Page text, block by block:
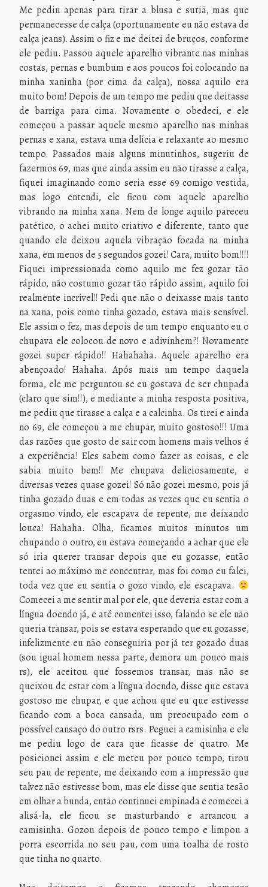
Me pediu apenas para tirar a blusa e sutiã, mas que
permanecesse de calça (oportunamente eu não estava de
calça jeans). Assim o fiz e me deitei de bruços, conforme
ele pediu. Passou aquele aparelho vibrante nas minhas
costas, pernas e bumbum e aos poucos foi colocando na
minha xaninha (por cima da calça), nossa aquilo era
muito bom! Depois de um tempo me pediu que deitasse
de barriga para cima. Novamente o obedeci, e ele
começou a passar aquele mesmo aparelho nas minhas
pernas e xana, estava uma delícia e relaxante ao mesmo
tempo. Passados mais alguns minutinhos, sugeriu de
fazermos 69, mas que ainda assim eu não tirasse a calça,
fiquei imaginando como seria esse 69 comigo vestida,
mas logo entendi, ele ficou com aquele aparelho
vibrando na minha xana. Nem de longe aquilo pareceu
patético, o achei muito criativo e diferente, tanto que
quando ele deixou aquela vibração focada na minha
xana, em menos de 5 segundos gozei! Cara, muito bom!!!!
Fiquei impressionada como aquilo me fez gozar tão
rápido, não costumo gozar tão rápido assim, aquilo foi
realmente incrível!! Pedi que não o deixasse mais tanto
na xana, pois como tinha gozado, estava mais sensível.
Ele assim o fez, mas depois de um tempo enquanto eu o
chupava ele colocou de novo e adivinhem?! Novamente
gozei super rápido!! Hahahaha. Aquele aparelho era
abençoado! Hahaha. Após mais um tempo daquela
forma, ele me perguntou se eu gostava de ser chupada
(claro que sim!!), e mediante a minha resposta positiva,
me pediu que tirasse a calça e a calcinha. Os tirei e ainda
no 69, ele começou a me chupar, muito gostoso!!! Uma
das razões que gosto de sair com homens mais velhos é
a experiência! Eles sabem como fazer as coisas, e ele
sabia muito bem!! Me chupava deliciosamente, e
diversas vezes quase gozei! Só não gozei mesmo, pois já
tinha gozado duas e em todas as vezes que eu sentia o
orgasmo vindo, ele escapava de repente, me deixando
louca! Hahaha. Olha, ficamos muitos minutos um
chupando o outro, eu estava começando a achar que ele
só iria querer transar depois que eu gozasse, então
tentei ao máximo me concentrar, mas foi como eu falei,
toda vez que eu sentia o gozo vindo, ele escapava.
Comecei a me sentir mal por ele, que deveria estar com a
língua doendo já, e até comentei isso, falando se ele não
queria transar, pois se estava esperando que eu gozasse,
infelizmente eu não conseguiria por já ter gozado duas
(sou igual homem nessa parte, demora um pouco mais
rs), ele aceitou que fossemos transar, mas não se
queixou de estar com a língua doendo, disse que estava
gostoso me chupar, e que achou que eu que estivesse
ficando com a boca cansada, um preocupado com o
possível cansaço do outro rsrs. Peguei a camisinha e ele
me pediu logo de cara que ficasse de quatro. Me
posicionei assim e ele meteu por pouco tempo, tirou
seu pau de repente, me deixando com a impressão que
talvez não estivesse bom, mas ele disse que sentia tesão
em olhar a bunda, então continuei empinada e comecei a
alisá-la, ele ficou se masturbando e arrancou a
camisinha. Gozou depois de pouco tempo e limpou a
porra escorrida no seu pau, com uma toalha de rosto
que tinha no quarto.